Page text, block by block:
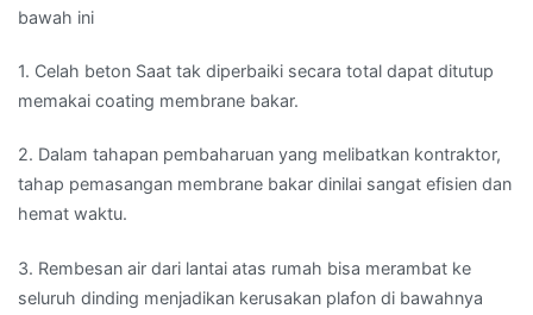
bawah ini
1. Celah beton Saat tak diperbaiki secara total dapat ditutup
memakai coating membrane bakar.
2. Dalam tahapan pembaharuan yang melibatkan kontraktor,
tahap pemasangan membrane bakar dinilai sangat efisien dan
hemat waktu.
3. Rembesan air dari lantai atas rumah bisa merambat ke
seluruh dinding menjadikan kerusakan plafon di bawahnya